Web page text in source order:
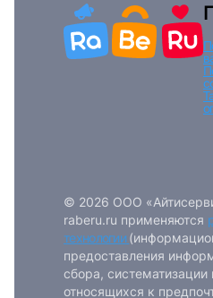
© 2026 ООО
raberu.ru применяются
технологии
предоставления
сбора, систематизации
относящихся к